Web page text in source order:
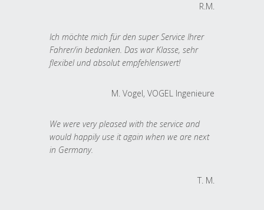
R.M.
Ich möchte mich für den super Service Ihrer
Fahrer/in bedanken. Das war Klasse, sehr
flexibel und absolut empfehlenswert!
M. Vogel, VOGEL Ingenieure
We were very pleased with the service and
would happily use it again when we are next
in Germany.
T. M.